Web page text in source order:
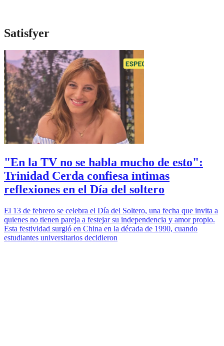
Satisfyer
"En la TV no se habla mucho de esto":
Trinidad Cerda confiesa íntimas
reflexiones en el Día del soltero
El 13 de febrero se celebra el Día del Soltero, una fecha que invita a
quienes no tienen pareja a festejar su independencia y amor propio.
Esta festividad surgió en China en la década de 1990, cuando
estudiantes universitarios decidieron